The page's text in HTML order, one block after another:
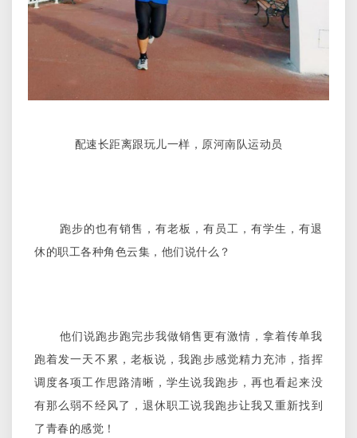
配速长距离跟玩儿一样，原河南队运动员
跑步的也有销售，有老板，有员工，有学生，有退
休的职工各种角色云集，他们说什么？
他们说跑步跑完步我做销售更有激情，拿着传单我
跑着发一天不累，老板说，我跑步感觉精力充沛，指挥
调度各项工作思路清晰，学生说我跑步，再也看起来没
有那么弱不经风了，退休职工说我跑步让我又重新找到
了青春的感觉！